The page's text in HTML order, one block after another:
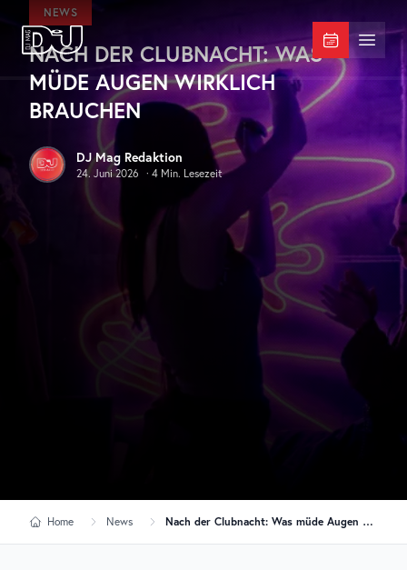
Zum Hauptinhalt springen
DJ Mag Germany Menü
NEWS
NACH DER CLUBNACHT: WAS
MÜDE AUGEN WIRKLICH
BRAUCHEN
DJ Mag Redaktion
24. Juni 2026 · 4 Min. Lesezeit
Home News Nach der Clubnacht: Was müde Augen wirklich brauchen